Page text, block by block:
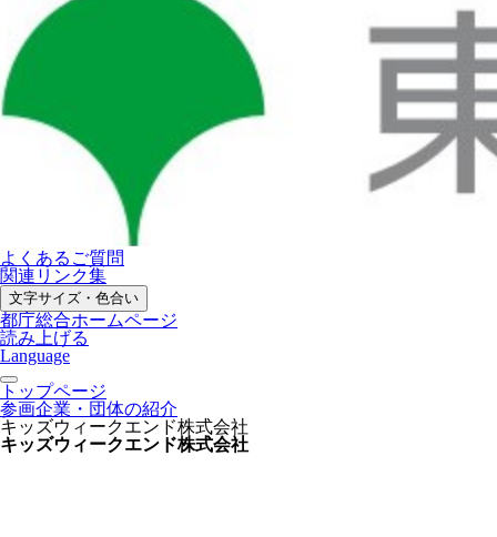
よくあるご質問
関連リンク集
文字サイズ・色合い
都庁総合ホームページ
読み上げる
Language
トップページ
参画企業・団体の紹介
キッズウィークエンド株式会社
キッズウィークエンド株式会社